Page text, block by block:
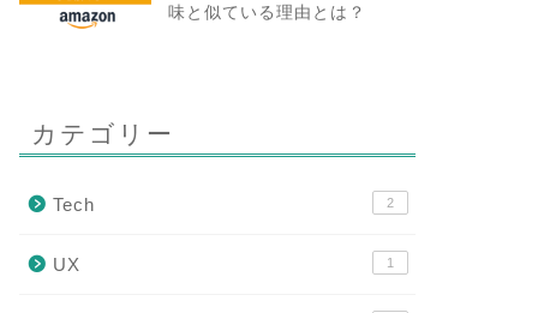
味と似ている理由とは？
カテゴリー
Tech 2
UX 1